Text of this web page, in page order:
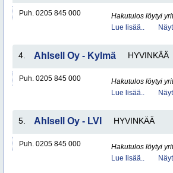
Puh. 0205 845 000
Hakutulos löytyi
Lue lisää..
4. Ahlsell Oy - Kylmä HYVINKÄÄ
Puh. 0205 845 000
Hakutulos löytyi
Lue lisää..
5. Ahlsell Oy - LVI HYVINKÄÄ
Puh. 0205 845 000
Hakutulos löytyi
Lue lisää..